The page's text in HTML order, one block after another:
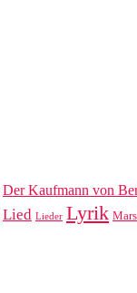
Der Kaufmann von
Lied Lieder Lyrik